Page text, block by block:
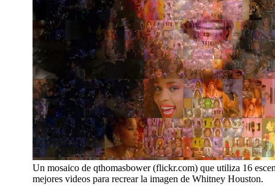
Un mosaico de qthomasbower (flickr.com) que utiliza 16
mejores videos para recrear la imagen de Whitney Houston.